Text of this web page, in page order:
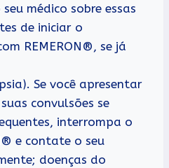
médico sobre essas
de iniciar o
REMERON®, se já
Se você apresentar
convulsões se
interrompa o
e contate o seu
doenças do